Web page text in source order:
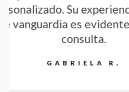
segura.
que